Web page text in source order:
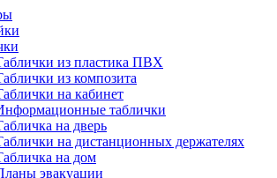
из пластика ПВХ
из композита
на кабинет
таблички
на дверь
на дистанционных держателях
на дом
эвакуации